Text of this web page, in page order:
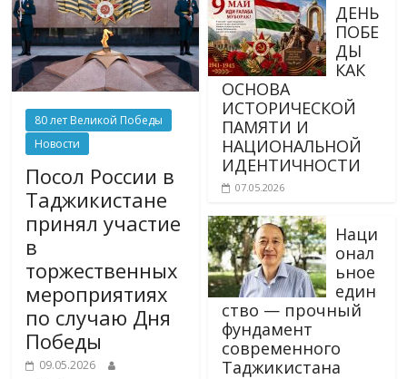
80 лет Великой Победы
Новости
Посол России в
Таджикистане
принял участие
в
торжественных
мероприятиях
по случаю Дня
Победы
09.05.2026
ДЕНЬ
ПОБЕ
ДЫ
КАК
ОСНОВА
ИСТОРИЧЕСКОЙ
ПАМЯТИ И
НАЦИОНАЛЬНОЙ
ИДЕНТИЧНОСТИ
07.05.2026
Наци
онал
ьное
един
ство — прочный
фундамент
современного
Таджикистана